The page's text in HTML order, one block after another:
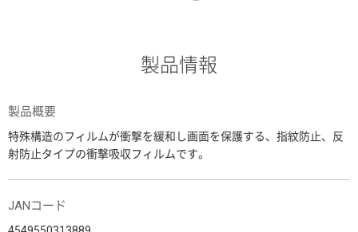
製品情報
製品概要
特殊構造のフィルムが衝撃を緩和し画面を保護する、指紋防止、反
射防止タイプの衝撃吸収フィルムです。
JANコード